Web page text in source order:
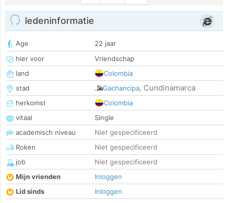
ledeninformatie
Age
22 jaar
hier voor
Vriendschap
land
Colombia
stad
Gachancipa, Cundinamarca
herkomst
Colombia
vitaal
Single
academisch niveau
Niet gespecificeerd
Roken
Niet gespecificeerd
job
Niet gespecificeerd
Mijn vrienden
Inloggen
Lid sinds
Inloggen